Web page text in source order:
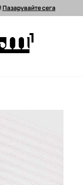
до 24 часа >
Пазарувайте сега